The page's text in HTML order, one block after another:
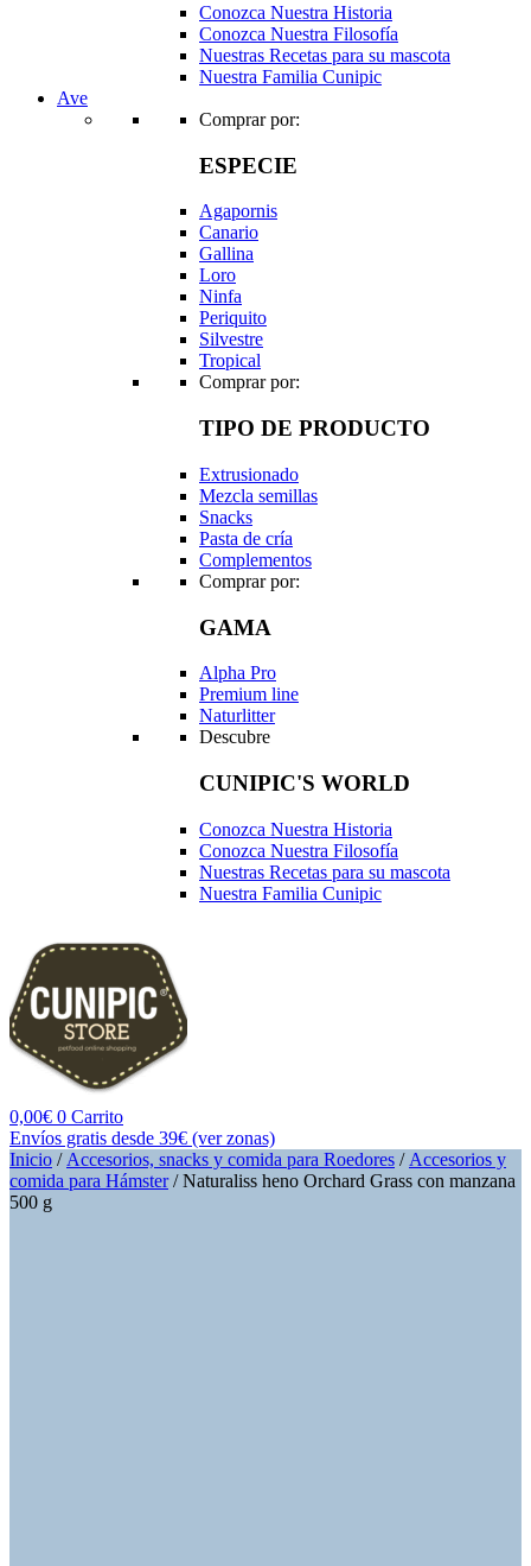
Conozca Nuestra Historia
Conozca Nuestra Filosofía
Nuestras Recetas para su mascota
Nuestra Familia Cunipic
Ave
Comprar por:
ESPECIE
Agapornis
Canario
Gallina
Loro
Ninfa
Periquito
Silvestre
Tropical
Comprar por:
TIPO DE PRODUCTO
Extrusionado
Mezcla semillas
Snacks
Pasta de cría
Complementos
Comprar por:
GAMA
Alpha Pro
Premium line
Naturlitter
Descubre
CUNIPIC'S WORLD
Conozca Nuestra Historia
Conozca Nuestra Filosofía
Nuestras Recetas para su mascota
Nuestra Familia Cunipic
0,00€ 0 Carrito
Envíos gratis desde 39€ (ver zonas)
Inicio / Accesorios, snacks y comida para Roedores / Accesorios y
comida para Hámster/ Naturaliss heno Orchard Grass con manzana
500 g